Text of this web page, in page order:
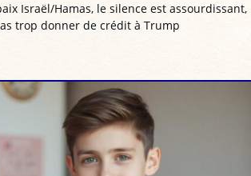
Israël/Hamas, le silence est assourdissant,
trop donner de crédit à Trump